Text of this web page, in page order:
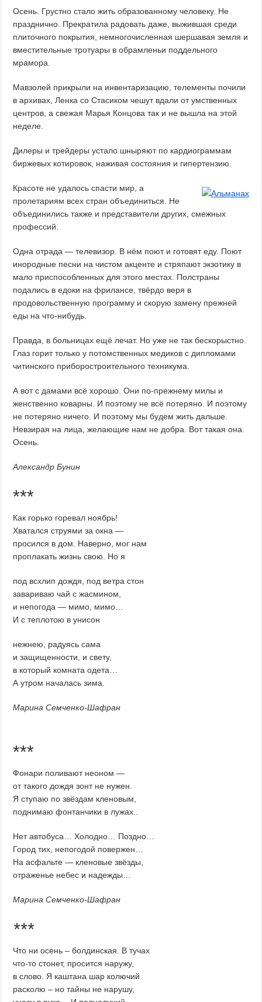
Осень. Грустно стало жить образованному человеку. Не
празднично. Прекратила радовать даже, выжившая среди
плиточного покрытия, немногочисленная шершавая земля и
вместительные тротуары в обрамленьи поддельного
мрамора.
Мавзолей прикрыли на инвентаризацию, телементы почили
в архивах, Ленка со Стасиком чешут вдали от умственных
центров, а свежая Марья Концова так и не вышла на этой
неделе.
Дилеры и трейдеры устало шныряют по кардиограммам
биржевых котировок, наживая состояния и гипертензию.
Красоте не удалось спасти мир, а
пролетариям всех стран объединиться. Не
объединились также и представители других, смежных
профессий.
Одна отрада — телевизор. В нём поют и готовят еду. Поют
инородные песни на чистом акценте и стряпают экзотику в
мало приспособленных для этого местах. Полстраны
подались в едоки на фрилансе, твёрдо веря в
продовольственную программу и скорую замену прежней
еды на что-нибудь.
Правда, в больницах ещё лечат. Но уже не так бескорыстно.
Глаз горит только у потомственных медиков с дипломами
читинского приборостроительного техникума.
А вот с дамами всё хорошо. Они по-прежнему милы и
женственно коварны. И поэтому не всё потеряно. И поэтому
не потеряно ничего. И поэтому мы будем жить дальше.
Невзирая на лица, желающие нам не добра. Вот такая она.
Осень.
Александр Бунин
***
Как горько горевал ноябрь!
Хватался струями за окна —
просился в дом. Наверно, мог нам
проплакать жизнь свою. Но я
под всхлип дождя, под ветра стон
завариваю чай с жасмином,
и непогода — мимо, мимо…
И с теплотою в унисон
нежнею, радуясь сама
и защищенности, и свету,
в который комната одета…
А утром началась зима.
Марина Семченко-Шафран
***
Фонари поливают неоном —
от такого дождя зонт не нужен.
Я ступаю по звёздам кленовым,
поднимаю фонтанчики в лужах..
Нет автобуса… Холодно… Поздно…
Город тих, непогодой повержен…
На асфальте — кленовые звёзды,
отраженье небес и надежды…
Марина Семченко-Шафран
***
Что ни осень – болдинская. В тучах
что-то стонет, просится наружу,
в слово. Я каштана шар колючий
расколю – но тайны не нарушу,